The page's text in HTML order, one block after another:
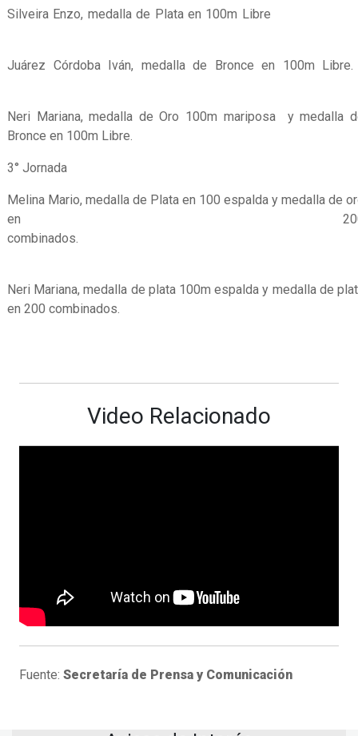
Silveira Enzo, medalla de Plata en 100m
Juárez Córdoba Iván, medalla de Bronce en 100m
Neri Mariana, medalla de Oro 100m mariposa y medalla
Bronce en 100m Libre.
3° Jornada
Melina Mario, medalla de Plata en 100 espalda y medalla de
en
Neri Mariana, medalla de plata 100m espalda y medalla de
en 200 combinados.
Video Relacionado
Fuente: Secretaría de Prensa y Comunicación